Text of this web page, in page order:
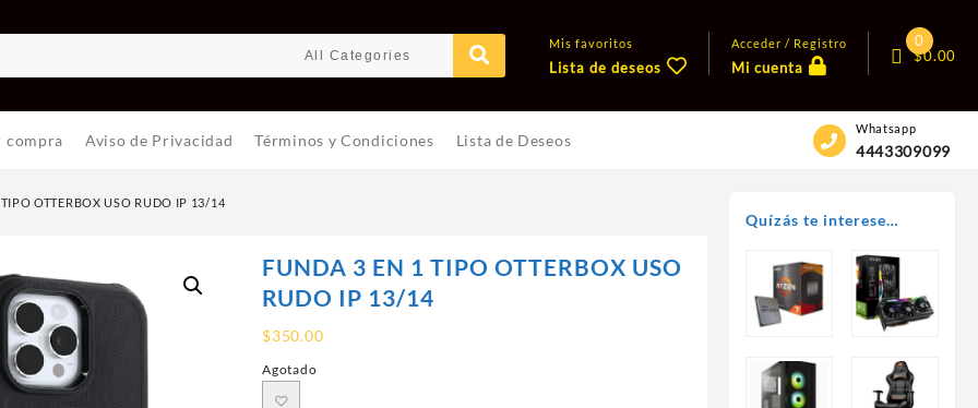
Mis favoritos
Lista de deseos
Acceder / Registro
Mi cuenta
0
$0.00
compra Aviso de Privacidad Términos y Condiciones Lista de Deseos
Whatsapp
4443309099
OTTERBOX USO RUDO IP 13/14
FUNDA 3 EN 1 TIPO OTTERBOX USO
RUDO IP 13/14
$350.00
Agotado
Quízás te interese…